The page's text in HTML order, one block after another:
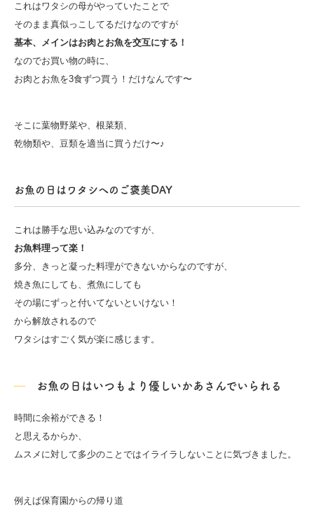
これはワタシの母がやっていたことで
そのまま真似っこしてるだけなのですが
基本、メインはお肉とお魚を交互にする！
なのでお買い物の時に、
お肉とお魚を3食ずつ買う！だけなんです〜
そこに葉物野菜や、根菜類、
乾物類や、豆類を適当に買うだけ〜♪
お魚の日はワタシへのご褒美DAY
これは勝手な思い込みなのですが、
お魚料理って楽！
多分、きっと凝った料理ができないからなのですが、
焼き魚にしても、煮魚にしても
その場にずっと付いてないといけない！
から解放されるので
ワタシはすごく気が楽に感じます。
お魚の日はいつもより優しいかあさんでいられる
時間に余裕ができる！
と思えるからか、
ムスメに対して多少のことではイライラしないことに気づきました。
例えば保育園からの帰り道